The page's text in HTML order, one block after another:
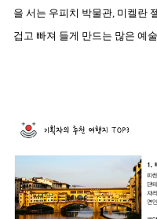
을 서는 우피치 박물관, 미켈란
겁고 빠져 들게 만드는 많은 예